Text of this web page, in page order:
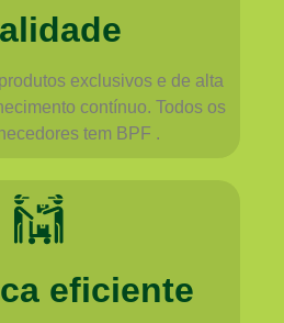
exclusivos e de alta
contínuo. Todos os
tem BPF .
eficiente